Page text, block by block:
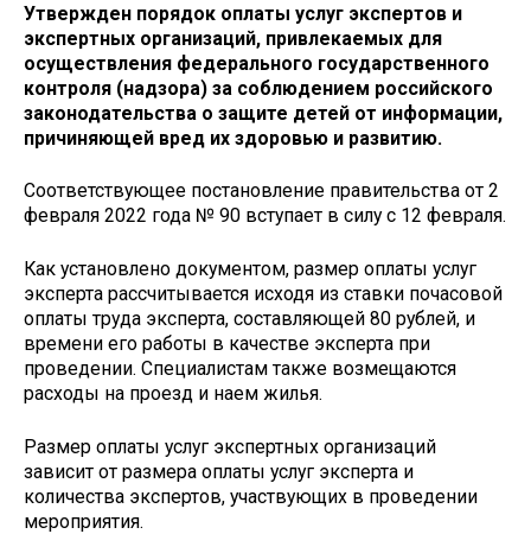
Утвержден порядок оплаты услуг экспертов и
экспертных организаций, привлекаемых для
осуществления федерального государственного
контроля (надзора) за соблюдением российского
законодательства о защите детей от информации,
причиняющей вред их здоровью и развитию.
Соответствующее постановление правительства от 2
февраля 2022 года № 90 вступает в силу с 12 февраля.
Как установлено документом, размер оплаты услуг
эксперта рассчитывается исходя из ставки почасовой
оплаты труда эксперта, составляющей 80 рублей, и
времени его работы в качестве эксперта при
проведении. Специалистам также возмещаются
расходы на проезд и наем жилья.
Размер оплаты услуг экспертных организаций
зависит от размера оплаты услуг эксперта и
количества экспертов, участвующих в проведении
мероприятия.